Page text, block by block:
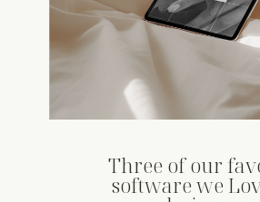
Three of our
software we